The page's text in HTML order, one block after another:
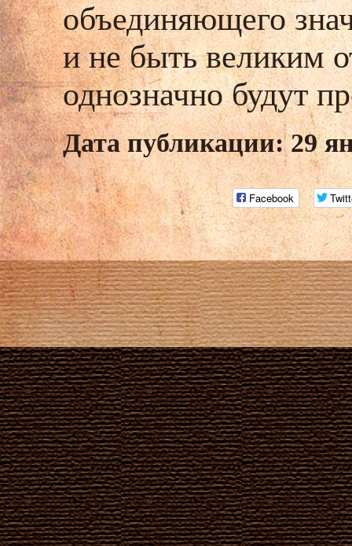
объединяющего
и не быть великим
однозначно будут
Дата публикации: 29
Facebook